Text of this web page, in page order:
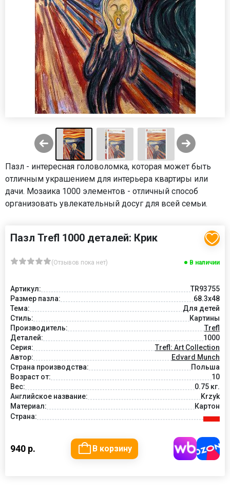
Пазл - интересная головоломка, которая может быть
отличным украшением для интерьера квартиры или
дачи. Мозаика 1000 элементов - отличный способ
организовать увлекательный досуг для всей семьи.
Пазл Trefl 1000 деталей: Крик
(Отзывов пока нет) В наличии
Артикул:
TR93755
Размер пазла:
68.3x48
Тема:
Для детей
Стиль:
Картины
Производитель:
Trefl
Деталей:
1000
Серия:
Trefl: Art Collection
Автор:
Edvard Munch
Страна производства:
Польша
Возраст от:
10
Вес:
0.75 кг.
Английское название:
Krzyk
Материал:
Картон
Страна:
940 р. В корзину